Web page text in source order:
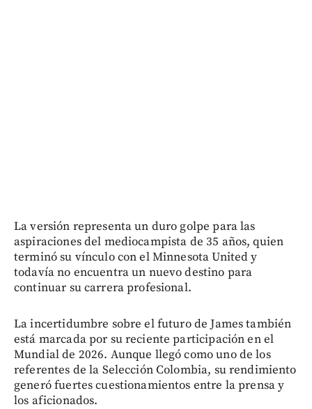
La versión representa un duro golpe para las
aspiraciones del mediocampista de 35 años, quien
terminó su vínculo con el Minnesota United y
todavía no encuentra un nuevo destino para
continuar su carrera profesional.
La incertidumbre sobre el futuro de James también
está marcada por su reciente participación en el
Mundial de 2026. Aunque llegó como uno de los
referentes de la Selección Colombia, su rendimiento
generó fuertes cuestionamientos entre la prensa y
los aficionados.